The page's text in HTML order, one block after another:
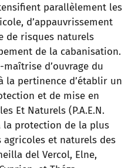
parallèlement les
d’appauvrissement
de risques naturels
de la cabanisation.
d’ouvrage du
la pertinence d’établir un
et de mise en
Et Naturels (P.A.E.N.
la protection de la plus
agricoles et naturels des
del Vercol, Elne,